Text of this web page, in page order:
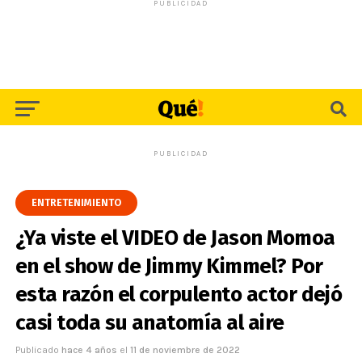
PUBLICIDAD
PUBLICIDAD
ENTRETENIMIENTO
¿Ya viste el VIDEO de Jason Momoa
en el show de Jimmy Kimmel? Por
esta razón el corpulento actor dejó
casi toda su anatomía al aire
Publicado hace 4 años el 11 de noviembre de 2022